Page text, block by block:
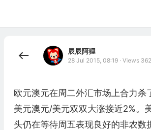
辰辰阿狸
28 Jul 2015, 08:19 · Views 362
欧元澳元在周二外汇市场上合力
美元澳元/美元双双大涨接近2%。
头仍在等待周五表现良好的非农